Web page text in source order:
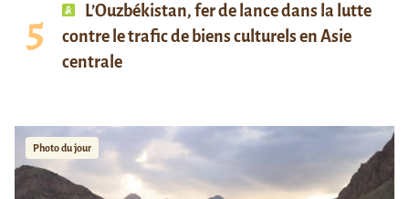
L’Ouzbékistan, fer de lance dans la lutte
contre le trafic de biens culturels en Asie
centrale
Photo du jour